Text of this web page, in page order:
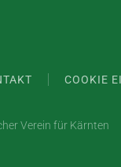
COOKIE
Verein für Kärnten